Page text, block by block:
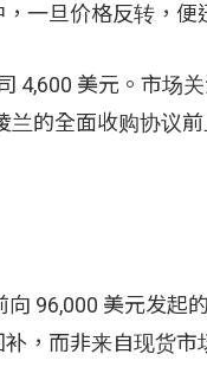
一旦价格反转，便
4,600 美元。市场
的全面收购协议
96,000 美元发起
，而非来自现货市